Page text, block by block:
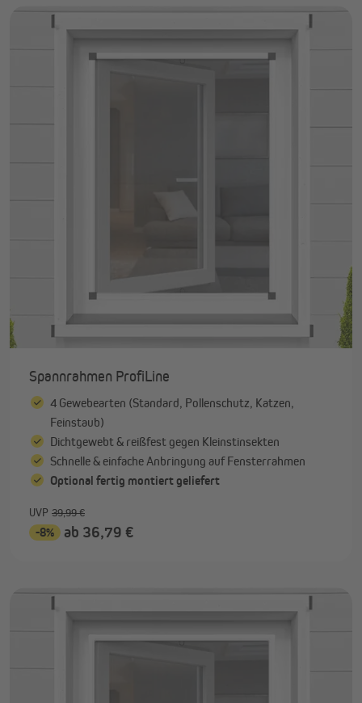
Spannrahmen ProfiLine
4 Gewebearten (Standard, Pollenschutz, Katzen,
Feinstaub)
Dichtgewebt & reißfest gegen Kleinstinsekten
Schnelle & einfache Anbringung auf Fensterrahmen
Optional fertig montiert geliefert
UVP 39,99 €
-8% ab 36,79 €